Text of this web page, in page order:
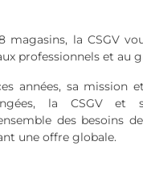
magasins, la CSGV
professionnels et au
années, sa mission
la CSGV et
des besoins
une offre globale.